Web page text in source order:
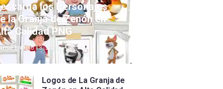
los Personajes
la Granja de Zenón en
Calidad PNG
julio 13, 2025
Logos de La Granja de